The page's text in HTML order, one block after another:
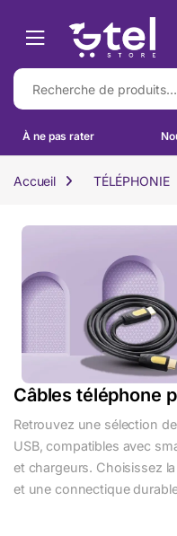
Recherche pour :
À ne pas rater
Accueil TÉLÉPHONIE
Câbles téléphone
Retrouvez une sélection
USB, compatibles avec
et chargeurs. Choisissez
et une connectique